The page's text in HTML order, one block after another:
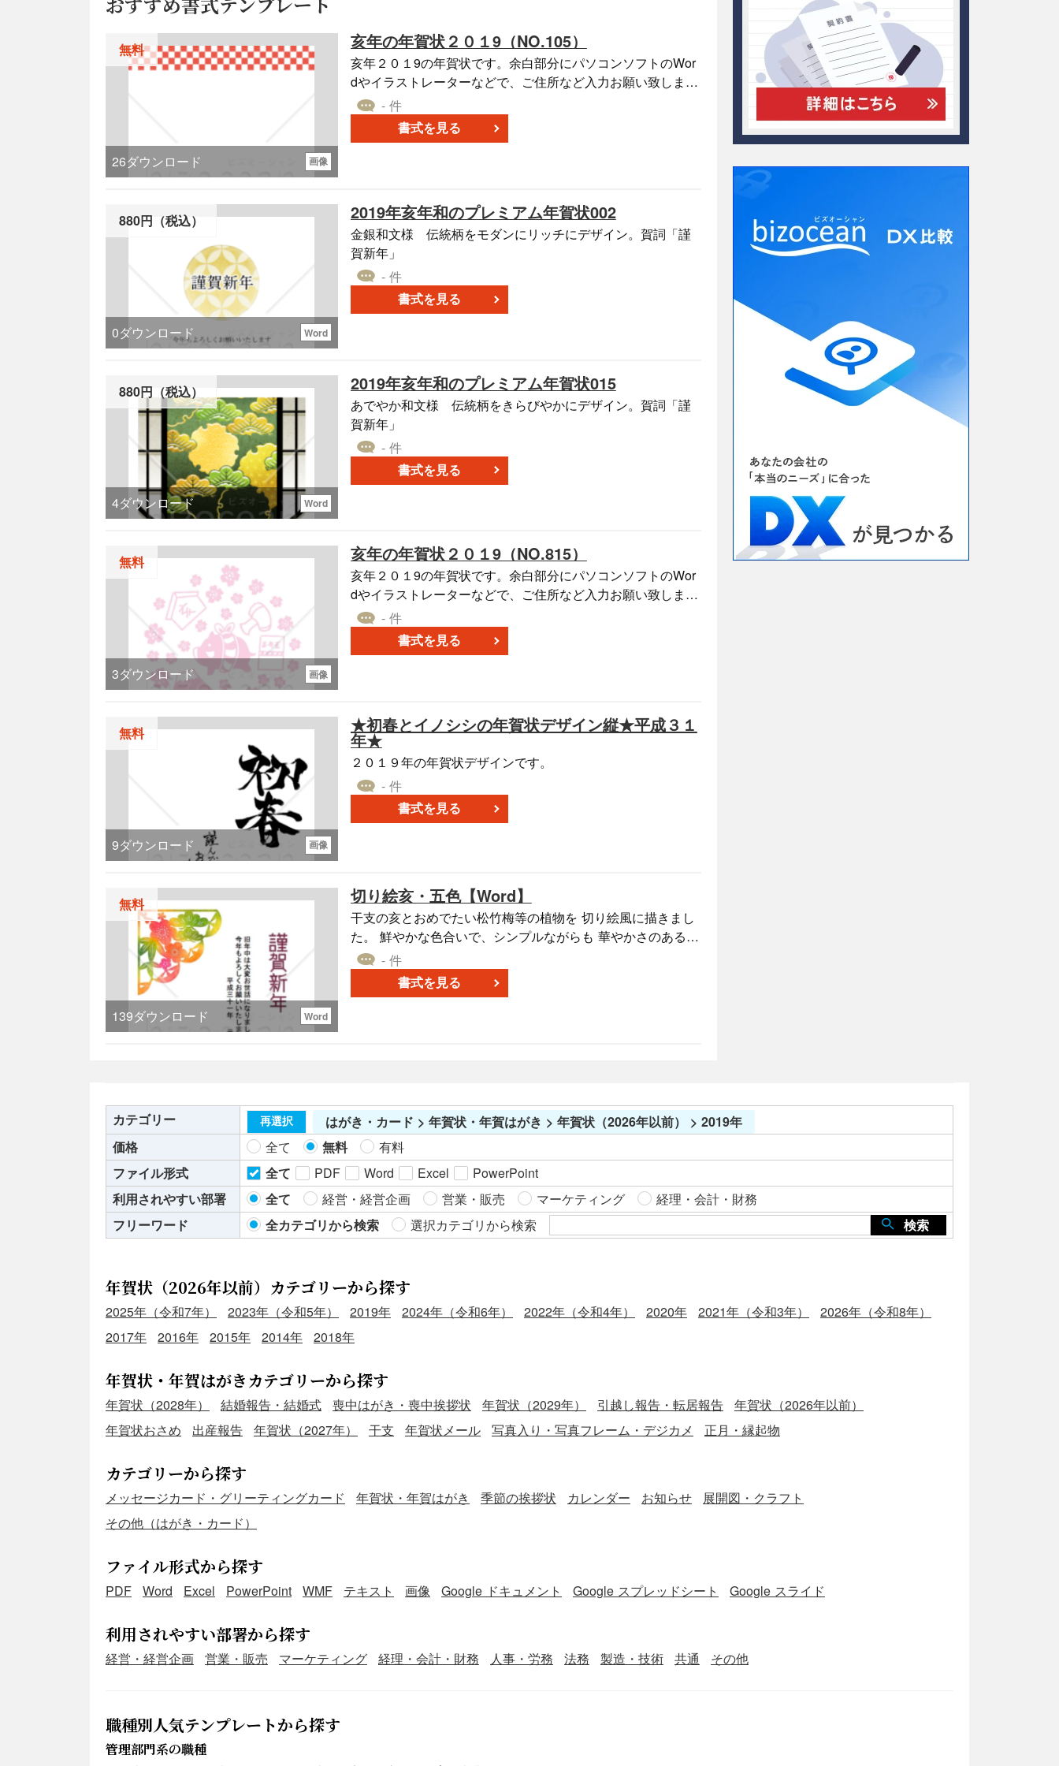
無料
26ダウンロード 画像
亥年の年賀状２０１9（NO.105）
亥年２０１9の年賀状です。余白部分にパソコンソフトのWor
dやイラストレーターなどで、ご住所など入力お願い致しま
す。 - 件
書式を見る
880円（税込）
0ダウンロード Word
2019年亥年和のプレミアム年賀状002
金銀和文様 伝統柄をモダンにリッチにデザイン。賀詞「謹
賀新年」
- 件
書式を見る
880円（税込）
4ダウンロード Word
2019年亥年和のプレミアム年賀状015
あでやか和文様 伝統柄をきらびやかにデザイン。賀詞「謹
賀新年」
- 件
書式を見る
無料
3ダウンロード 画像
亥年の年賀状２０１9（NO.815）
亥年２０１9の年賀状です。余白部分にパソコンソフトのWor
dやイラストレーターなどで、ご住所など入力お願い致しま
す。 - 件
書式を見る
無料
9ダウンロード 画像
★初春とイノシシの年賀状デザイン縦★平成３１
年★
２０１９年の年賀状デザインです。
- 件
書式を見る
無料
139ダウンロード Word
切り絵亥・五色【Word】
干支の亥とおめでたい松竹梅等の植物を 切り絵風に描きまし
た。 鮮やかな色合いで、シンプルながらも 華やかさのある和
風デザインです。 ビジネスや年配の方など、 どなたにもお使
いいただきやすいデザインです。 Word形式なので、住所など
を入力してお使いいただけます。
- 件
書式を見る
カテゴリー 再選択
はがき・カード > 年賀状・年賀はがき > 年賀状（2026年以前） > 2019年
価格
全て 無料
有料
ファイル形式
全て PDF Word Excel
PowerPoint
利用されやすい部署
全て 経営・経営企画 営業・販売 マーケティング
経理・会計・財務
フリーワード
全カテゴリから検索 選択カテゴリから検索 検索
年賀状（2026年以前）カテゴリーから探す
2025年（令和7年） 2023年（令和5年） 2019年 2024年（令和6年） 2022年（令和4年） 2020年 2021年（令和3年）
2026年（令和8年）
2017年
2016年 2015年 2014年 2018年
年賀状・年賀はがきカテゴリーから探す
年賀状（2028年） 結婚報告・結婚式 喪中はがき・喪中挨拶状 年賀状（2029年） 引越し報告・転居報告
年賀状（2026年以前）
年賀状おさめ
出産報告 年賀状（2027年） 干支 年賀状メール 写真入り・写真フレーム・デジカメ 正月・縁起物
カテゴリーから探す
メッセージカード・グリーティングカード 年賀状・年賀はがき 季節の挨拶状 カレンダー お知らせ
展開図・クラフト
その他（はがき・カード）
ファイル形式から探す
PDF Word Excel PowerPoint WMF テキスト 画像 Google ドキュメント Google スプレッドシート Google スライド
利用されやすい部署から探す
経営・経営企画 営業・販売 マーケティング 経理・会計・財務 人事・労務 法務 製造・技術 共通 その他
職種別人気テンプレートから探す
管理部門系の職種